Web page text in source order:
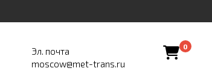
Эл. почта
moscow@met-trans.ru
0